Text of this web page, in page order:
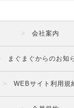
会社案内
まぐまぐからのお知
WEBサイト利用規